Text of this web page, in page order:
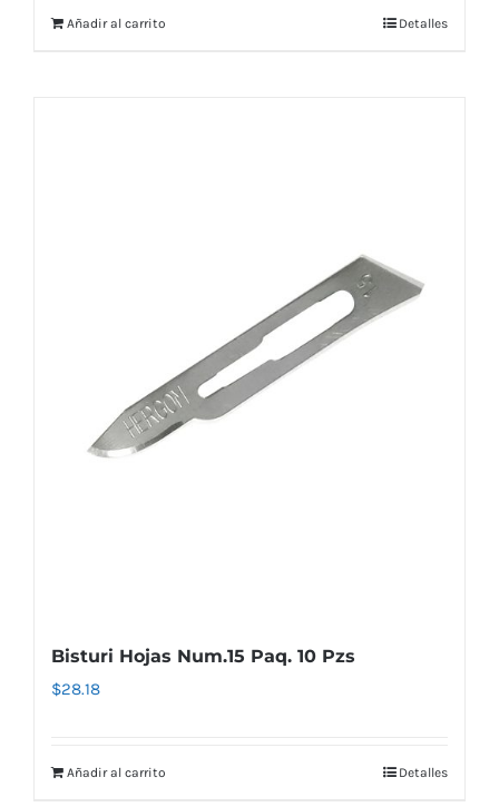
Añadir al carrito Detalles
Bisturi Hojas Num.15 Paq. 10 Pzs
$28.18
Añadir al carrito Detalles